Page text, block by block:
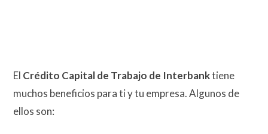
El Crédito Capital de Trabajo de Interbanktiene
muchos beneficios para ti y tu empresa. Algunos de
ellos son: